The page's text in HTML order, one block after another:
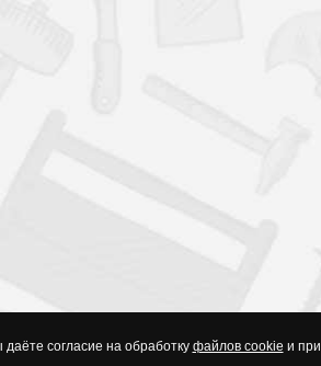
согласие на обработку файлов cookie и